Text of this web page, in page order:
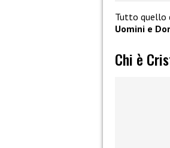
Tutto quello
Uomini e
Chi è